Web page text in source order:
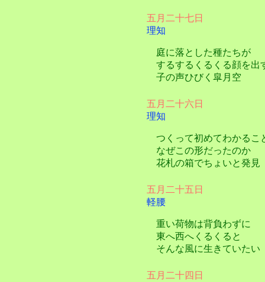
五月二十七日
理知
庭に落とした種たちが
するするくるくる顔を出
子の声ひびく皐月空
五月二十六日
理知
つくって初めてわかるこ
なぜこの形だったのか
花札の箱でちょいと発見
五月二十五日
軽腰
重い荷物は背負わずに
東へ西へくるくると
そんな風に生きていたい
五月二十四日